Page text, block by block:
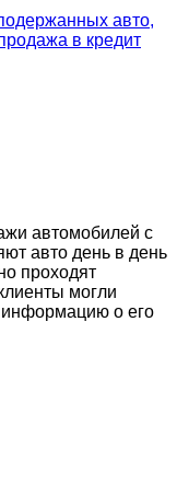
автомобилей с
авто день в день
проходят
могли
информацию о его